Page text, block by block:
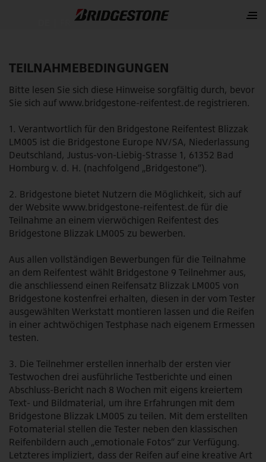
TEILNAHMEBEDINGUNGEN
Bitte lesen Sie sich diese Hinweise sorgfältig durch, bevor
Sie sich auf www.bridgestone-reifentest.de registrieren.
1. Verantwortlich für den Bridgestone Reifentest Blizzak
LM005 ist die Bridgestone Europe NV/SA, Niederlassung
Deutschland, Justus-von-Liebig-Strasse 1, 61352 Bad
Homburg v. d. H. (nachfolgend „Bridgestone“).
2. Bridgestone bietet Nutzern die Möglichkeit, sich auf
der Website www.bridgestone-reifentest.de für die
Teilnahme an einem vierwöchigen Reifentest des
Bridgestone Blizzak LM005 zu bewerben.
Aus allen vollständigen Bewerbungen für die Teilnahme
an dem Reifentest wählt Bridgestone 9 Teilnehmer aus,
die anschliessend einen Reifensatz Blizzak LM005 von
Bridgestone kostenfrei erhalten, diesen in der vom Tester
ausgewählten Werkstatt montieren lassen und die Reifen
in einer achtwöchigen Testphase nach eigenem Ermessen
testen.
3. Die Teilnehmer erstellen innerhalb der ersten vier
Testwochen drei ausführliche Testberichte und einen
Abschluss-Bericht nach 8 Wochen mit eigens kreiertem
Text- und Bildmaterial, um ihre Erfahrungen mit dem
Bridgestone Blizzak LM005 zu teilen. Mit dem erstellten
Fotomaterial stellen die Tester neben den klassischen
Reifenbildern auch „emotionale Fotos“ zur Verfügung.
Letzteres impliziert, dass der Reifen auf eine kreative Art